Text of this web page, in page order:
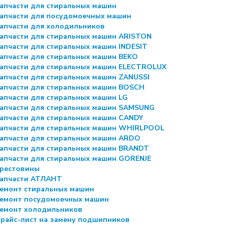
для стиральных машин
для посудомоечных машин
для холодильников
для стиральных машин ARISTON
для стиральных машин INDESIT
для стиральных машин BEKO
для стиральных машин ELECTROLUX
для стиральных машин ZANUSSI
для стиральных машин BOSCH
для стиральных машин LG
для стиральных машин SAMSUNG
для стиральных машин CANDY
для стиральных машин WHIRLPOOL
для стиральных машин ARDO
для стиральных машин BRANDT
для стиральных машин GORENJE
АТЛАНТ
стиральных машин
посудомоечных машин
холодильников
лист на замену подшипников